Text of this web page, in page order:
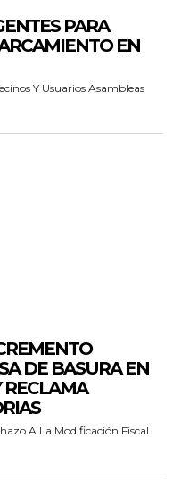
PARA
EN
Asambleas
DE BASURA EN
RECLAMA
A La Modificación Fiscal